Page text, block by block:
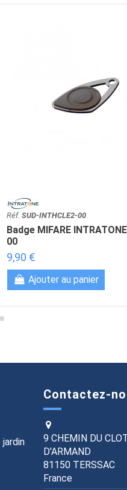
Réf. SUD-INTHCLE2-00
Badge MIFARE
00
9,90 €
Ajouter au panier
Contactez-
9 CHEMIN DU
D'ARMAND
81150 TERSSAC
France